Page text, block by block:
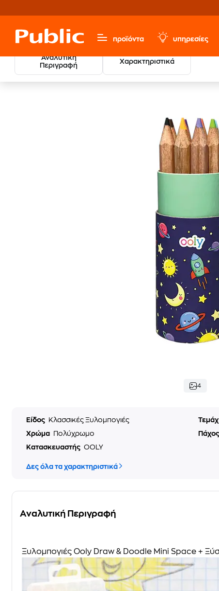
προϊόντα υπηρεσίες
Αναλυτική
Περιγραφή
Χαρακτηριστικά
Χαρτικά & Γραφική Ύλη
4
Είδος Κλασσικές Ξυλομπογιές
Χρώμα
Πολύχρωμο
Κατασκευαστής OOLY
Δες όλα τα χαρακτηριστικά
Αναλυτική Περιγραφή
Ξυλομπογιές Ooly Draw & Doodle Mini Space +